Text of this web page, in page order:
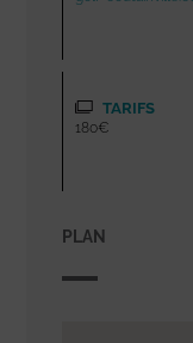
TARIFS
180€
PLAN